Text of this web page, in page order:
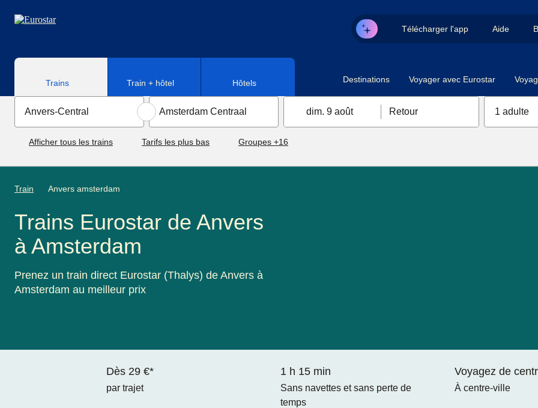
Télécharger l'app Aide
Trains Train + hôtel Hôtels Destinations Voyager avec Eurostar
dim. 9 août Retour 1 adulte
Afficher tous les trains Tarifs les plus bas Groupes +16
Train Anvers amsterdam
Trains Eurostar de Anvers
à Amsterdam
Prenez un train direct Eurostar (Thalys) de Anvers à
Amsterdam au meilleur prix
Dès 29 €*
par trajet
1 h 15 min
Sans navettes et sans perte de
temps
Voyagez de
À centre-ville